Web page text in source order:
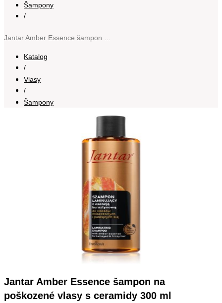
Šampony
/
Katalog
/
Vlasy
/
Šampony
Jantar Amber Essence šampon na
poškozené vlasy s ceramidy 300 ml